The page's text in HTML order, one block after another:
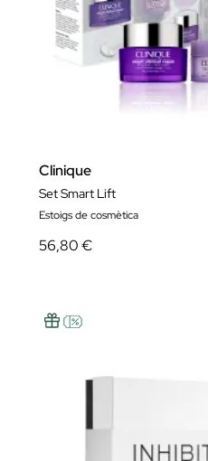
Clinique
Set Smart Lift
Estoigs de cosmètica
56,80 €